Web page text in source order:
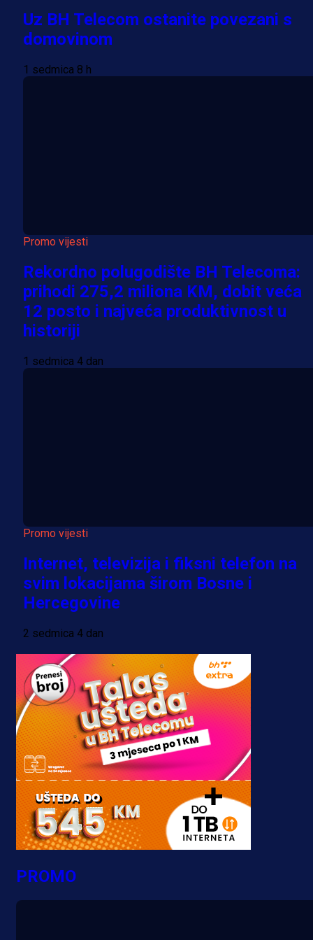
Uz BH Telecom ostanite povezani s
domovinom
1 sedmica 8 h
Promo vijesti
Rekordno polugodište BH Telecoma:
prihodi 275,2 miliona KM, dobit veća
12 posto i najveća produktivnost u
historiji
1 sedmica 4 dan
Promo vijesti
Internet, televizija i fiksni telefon na
svim lokacijama širom Bosne i
Hercegovine
2 sedmica 4 dan
PROMO